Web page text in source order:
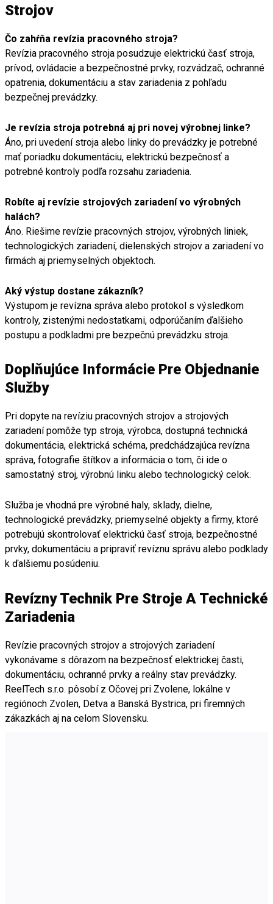
Strojov
Čo zahŕňa revízia pracovného stroja?
Revízia pracovného stroja posudzuje elektrickú časť stroja,
prívod, ovládacie a bezpečnostné prvky, rozvádzač, ochranné
opatrenia, dokumentáciu a stav zariadenia z pohľadu
bezpečnej prevádzky.
Je revízia stroja potrebná aj pri novej výrobnej linke?
Áno, pri uvedení stroja alebo linky do prevádzky je potrebné
mať poriadku dokumentáciu, elektrickú bezpečnosť a
potrebné kontroly podľa rozsahu zariadenia.
Robíte aj revízie strojových zariadení vo výrobných
halách?
Áno. Riešime revízie pracovných strojov, výrobných liniek,
technologických zariadení, dielenských strojov a zariadení vo
firmách aj priemyselných objektoch.
Aký výstup dostane zákazník?
Výstupom je revízna správa alebo protokol s výsledkom
kontroly, zistenými nedostatkami, odporúčaním ďalšieho
postupu a podkladmi pre bezpečnú prevádzku stroja.
Doplňujúce Informácie Pre Objednanie
Služby
Pri dopyte na revíziu pracovných strojov a strojových
zariadení pomôže typ stroja, výrobca, dostupná technická
dokumentácia, elektrická schéma, predchádzajúca revízna
správa, fotografie štítkov a informácia o tom, či ide o
samostatný stroj, výrobnú linku alebo technologický celok.
Služba je vhodná pre výrobné haly, sklady, dielne,
technologické prevádzky, priemyselné objekty a firmy, ktoré
potrebujú skontrolovať elektrickú časť stroja, bezpečnostné
prvky, dokumentáciu a pripraviť revíznu správu alebo podklady
k ďalšiemu posúdeniu.
Revízny Technik Pre Stroje A Technické
Zariadenia
Revízie pracovných strojov a strojových zariadení
vykonávame s dôrazom na bezpečnosť elektrickej časti,
dokumentáciu, ochranné prvky a reálny stav prevádzky.
ReelTech s.r.o. pôsobí z Očovej pri Zvolene, lokálne v
regiónoch Zvolen, Detva a Banská Bystrica, pri firemných
zákazkách aj na celom Slovensku.